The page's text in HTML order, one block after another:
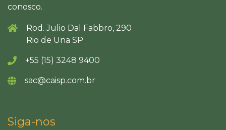
conosco.
Rod. Julio Dal Fabbro, 290
Rio de Una SP
+55 (15) 3248 9400
sac@caisp.com.br
Siga-nos